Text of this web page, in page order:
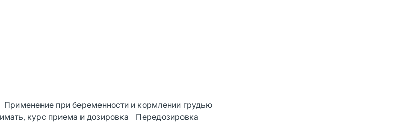
Применение при беременности и кормлении грудью
курс приема и дозировка
Передозировка